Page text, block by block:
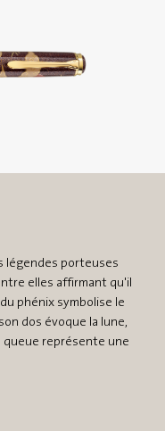
légendes porteuses
elles affirmant qu'il
phénix symbolise le
dos évoque la lune,
représente une